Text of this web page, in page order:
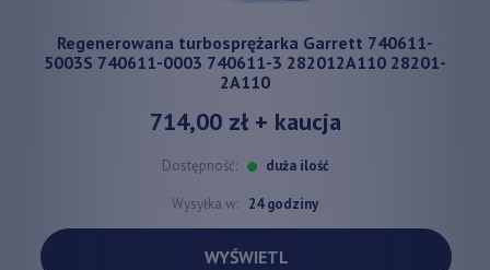
Regenerowana turbosprężarka Garrett 740611-
5003S 740611-0003 740611-3 282012A110 28201-
2A110
714,00 zł+ kaucja
Dostępność: duża ilość
Wysyłka w: 24 godziny
WYŚWIETL